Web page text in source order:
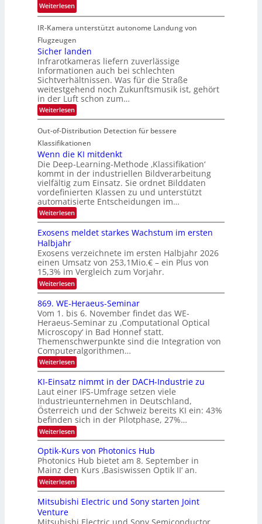
4
K
-
M
e
m
s
u
n
d
M
a
n
t
i
S
p
e
c
t
r
ö
g
l
i
c
h
k
e
i
t
e
h
d
e
r
i
n
V
I
S
I
O
N
T
e
c
h
T
a
l
k
Weiterlesen:
G
u
i
d
e
d
T
o
u
r
u
d
e
r
V
S
O
N
2
0
2
6
IR-Kamera unterstützt autonome Landung von
Flugzeugen
Sicher landen
Infrarotkameras liefern zuverlässige
Informationen auch bei schlechten
Sichtverhältnissen. Was für die Straße
weitestgehend noch Zukunftsmusik ist, gehört
in der Luft schon zum…
Weiterlesen:
S
c
h
l
a
n
d
e
n
Out-of-Distribution Detection für bessere
Klassifikationen
Wenn die KI mitdenkt
Die Deep-Learning-Methode ‚Klassifikation‘
kommt in der industriellen Bildverarbeitung
vielfältig zum Einsatz. Sie ordnet Bilddaten
vordefinierten Klassen zu und unterstützt
automatisierte Entscheidungen im…
Weiterlesen:
W
n
d
i
e
K
I
m
i
t
d
e
n
k
t
Exosens meldet starkes Wachstum im ersten
Halbjahr
Exosens verzeichnete im ersten Halbjahr 2026
einen Umsatz von 253,1Mio.€ – ein Plus von
15,3% im Vergleich zum Vorjahr.
Weiterlesen:
E
x
o
s
e
n
s
m
e
l
d
e
t
s
t
a
r
k
e
W
a
c
h
s
u
i
869. WE-Heraeus-Seminar
Vom 1. bis 6. November findet das WE-
Heraeus-Seminar zu ‚Computational Optical
Microscopy‘ in Bad Honnef statt.
Themenschwerpunkte sind die Integration von
Computeralgorithmen…
Weiterlesen:
8
9
.
W
E
-
H
e
r
a
e
u
s
-
S
e
KI-Einsatz nimmt in der DACH-Industrie zu
Laut einer IFS-Umfrage setzen viele
Industrieunternehmen in Deutschland,
Österreich und der Schweiz bereits KI ein: 43%
befinden sich in der Pilotphase, 27%…
Weiterlesen:
K
-
E
i
n
s
t
n
Optik-Kurs von Photonics Hub
Photonics Hub bietet am 8. September in
Mainz den Kurs ‚Basiswissen Optik II‘ an.
Weiterlesen:
O
p
t
k
Mitsubishi Electric und Sony starten Joint
Venture